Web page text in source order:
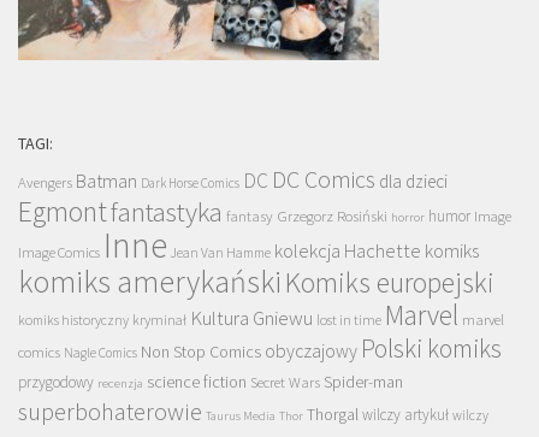
TAGI:
Avengers Batman Dark Horse Comics DC DC Comics dla dzieci
Egmontfantastyka fantasy Grzegorz Rosiński horror humor Image
Image Comics Inne Jean Van Hamme kolekcja Hachette komiks
komiks amerykański Komiks europejski
komiks historyczny kryminał Kultura Gniewu lost in time Marvel marvel
comics Nagle Comics Non Stop Comics obyczajowy Polski komiks
przygodowy recenzja science fiction Secret Wars Spider-man
superbohaterowie Taurus Media Thor Thorgalwilczy artykuł wilczy